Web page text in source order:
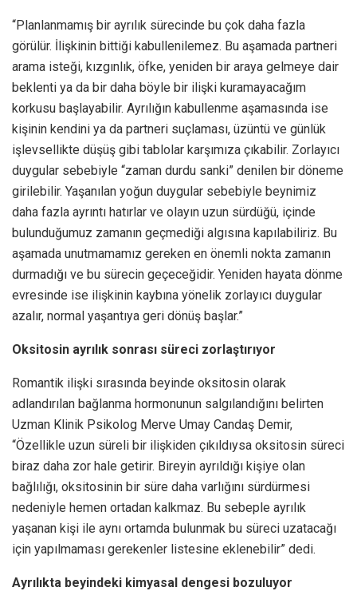
“Planlanmamış bir ayrılık sürecinde bu çok daha fazla
görülür. İlişkinin bittiği kabullenilemez. Bu aşamada partneri
arama isteği, kızgınlık, öfke, yeniden bir araya gelmeye dair
beklenti ya da bir daha böyle bir ilişki kuramayacağım
korkusu başlayabilir. Ayrılığın kabullenme aşamasında ise
kişinin kendini ya da partneri suçlaması, üzüntü ve günlük
işlevsellikte düşüş gibi tablolar karşımıza çıkabilir. Zorlayıcı
duygular sebebiyle “zaman durdu sanki” denilen bir döneme
girilebilir. Yaşanılan yoğun duygular sebebiyle beynimiz
daha fazla ayrıntı hatırlar ve olayın uzun sürdüğü, içinde
bulunduğumuz zamanın geçmediği algısına kapılabiliriz. Bu
aşamada unutmamamız gereken en önemli nokta zamanın
durmadığı ve bu sürecin geçeceğidir. Yeniden hayata dönme
evresinde ise ilişkinin kaybına yönelik zorlayıcı duygular
azalır, normal yaşantıya geri dönüş başlar.”
Oksitosin ayrılık sonrası süreci zorlaştırıyor
Romantik ilişki sırasında beyinde oksitosin olarak
adlandırılan bağlanma hormonunun salgılandığını belirten
Uzman Klinik Psikolog Merve Umay Candaş Demir,
“Özellikle uzun süreli bir ilişkiden çıkıldıysa oksitosin süreci
biraz daha zor hale getirir. Bireyin ayrıldığı kişiye olan
bağlılığı, oksitosinin bir süre daha varlığını sürdürmesi
nedeniyle hemen ortadan kalkmaz. Bu sebeple ayrılık
yaşanan kişi ile aynı ortamda bulunmak bu süreci uzatacağı
için yapılmaması gerekenler listesine eklenebilir” dedi.
Ayrılıkta beyindeki kimyasal dengesi bozuluyor